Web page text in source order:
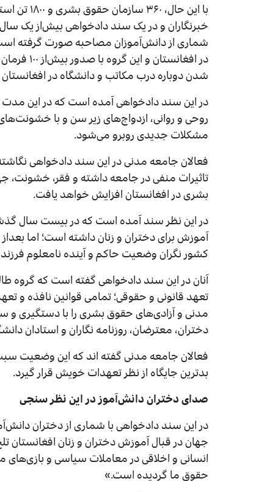
با این
شماری از دانش‌آموزان مصاحبه صورت گرفته
در
شدن دوباره درب مکاتب و دانشگاه در
در این سند دادخواهی آمده است که در این مدت
روحی و روانی، ازدواج‌های زیر سن و با
مشکلات جدیدی روبرو می‌شود.
فعالان جامعه مدنی در این سند دادخواهی
تاثیرات منفی در جامعه داشته و فقر،
بشری در افغانستان افزایش خواهد یافت.
در این نظر سند آمده است که در بیست سال
آموزش برای دختران و زنان داشته است؛ اما
کشور نگران وضعیت حاکم و آینده نامعلوم
آنان در این سند دادخواهی گفته است که گروه
تعهد قانونی و حقوقی؛ تمامی قوانین نافذه و
مدنی و آزادی‌های حقوق بشری را با دستگیری
دختران، معترضان، روزنامه نگاران و استادان
فعالان جامعه مدنی گفته اند که این وضعیت
بدترین جایگاه از نظر تعهدات خویش قرار گیرد.
صدای دختران دانش‌آموز در این نظر سنجی
در این سند دادخواهی با شماری از دختران
جهان در قبال آموزش دختران و زنان افغانستان
انسانی و اخلاقی در معاملات سیاسی و
حقوق ما گردیده است.»